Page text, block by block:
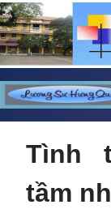
Tình
tầm